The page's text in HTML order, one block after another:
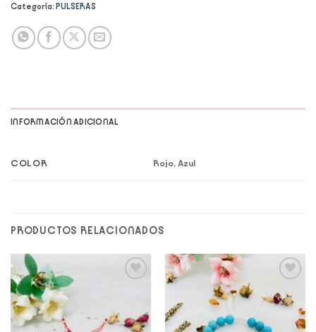
Categoría: PULSERAS
INFORMACIÓN ADICIONAL
COLOR Rojo, Azul
PRODUCTOS RELACIONADOS
wishlist